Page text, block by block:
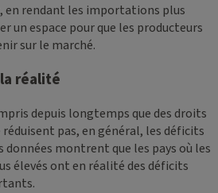
en rendant les importations plus
un espace pour que les producteurs
sur le marché.
réalité
depuis longtemps que des droits
réduisent pas, en général, les déficits
données montrent que les pays où les
élevés ont en réalité des déficits